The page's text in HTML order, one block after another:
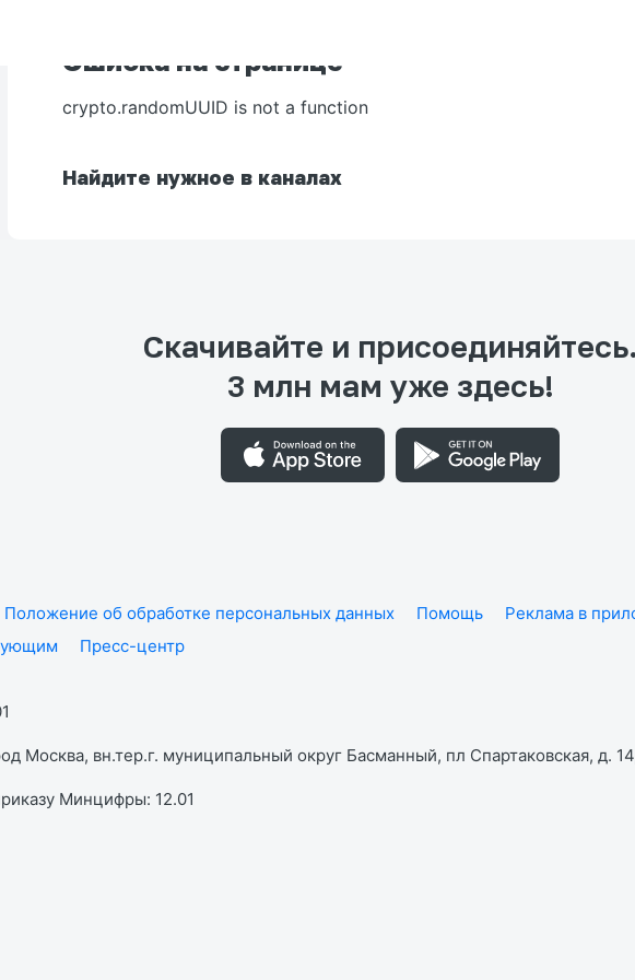
Ошибка на странице
crypto.randomUUID is not a function
Найдите нужное в каналах
Скачивайте и присоединяйтесь.
3 млн мам уже здесь!
Положение об обработке персональных данных Помощь Реклама в
Пресс-центр
Москва, вн.тер.г. муниципальный округ Басманный, пл Спартаковская, д.
Минцифры: 12.01